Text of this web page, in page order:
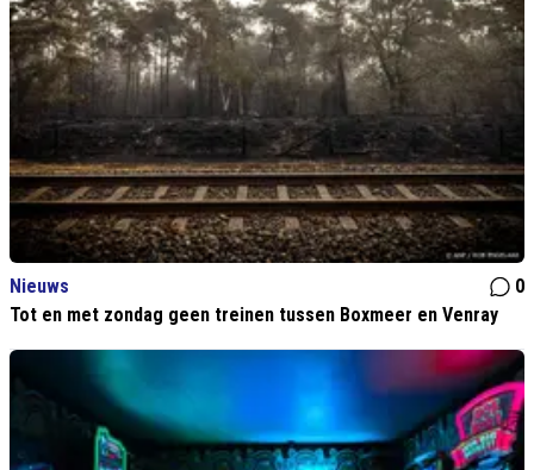
Nieuws
0
Tot en met zondag geen treinen tussen Boxmeer en Venray